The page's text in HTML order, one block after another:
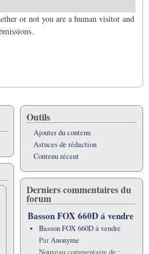
or not you are a human visitor and
Outils
Ajouter du contenu
Astuces de rédaction
Contenu récent
Derniers commentaires du
forum
Basson FOX 660D á vendre
Basson FOX 660D á vendre
ParAnonyme